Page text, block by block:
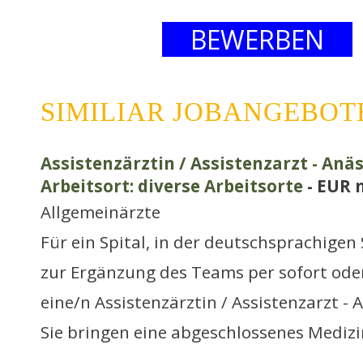
BEWERBEN
SIMILIAR
Assistenzärztin / Assistenzarzt -
Arbeitsort: diverse Arbeitsorte -
Allgemeinärzte
Für ein Spital, in der deutschsprachigen
zur Ergänzung des Teams per sofort
eine/n Assistenzärztin / Assistenzarzt -
Sie bringen eine abgeschlossenes